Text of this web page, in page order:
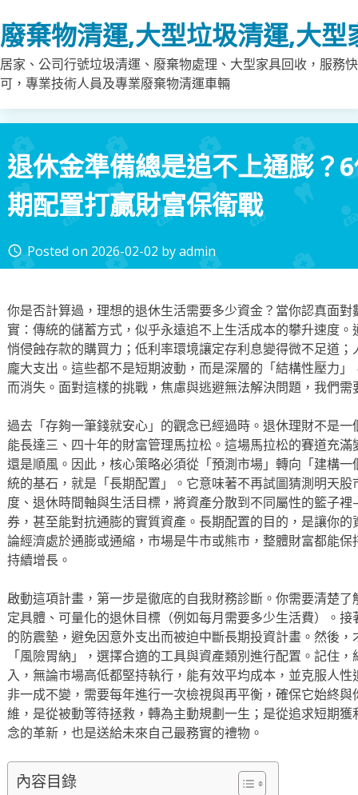
to
content
廢棄物清運,大型垃圾清運,大
居家、公司行號垃圾清運、廢棄物處理、大型家具回收，服務
可，專業技術人員及專業廢棄物清運車輛
退休金準備總是追不上通膨？
期配置打贏財富保衛戰
access_time Posted on 2026-02-02 byadmin
你是否計算過，理想的退休生活需要多少資金？當你認真面
實：傳統的儲蓄方式，似乎永遠追不上生活成本的攀升速度
悄侵蝕存款的購買力；低利率環境讓定存利息變得微不足道
龐大支出。這些都不是短期波動，而是深層的「結構性壓力
而消失。面對這樣的挑戰，焦慮與逃避無法解決問題，我們
過去「存夠一筆錢就安心」的觀念已經過時。退休理財不是
能長達三、四十年的財富管理馬拉松。這場馬拉松的賽道充
還是順風。因此，核心策略必須從「預測市場」轉向「建構
統的基石，就是「長期配置」。它意味著不再試圖猜測明天
度、退休時間軸與生活目標，將資產分散到不同屬性的籃子
券，甚至能對抗通膨的實質資產。長期配置的目的，是讓你
論經濟處於通膨或通縮，市場是牛市或熊市，整體財富都能
持續增長。
啟動這項計畫，第一步是徹底的自我財務診斷。你需要清楚
定具體、可量化的退休目標（例如每月需要多少生活費）。
的防震墊，避免因意外支出而被迫中斷長期投資計畫。然後
「風險胃納」，選擇合適的工具與資產類別進行配置。記住
入，無論市場高低都堅持執行，能有效平均成本，並克服人
非一成不變，需要每年進行一次檢視與再平衡，確保它始終
維，是從被動等待拯救，轉為主動規劃一生；是從追求短期
念的革新，也是送給未來自己最務實的禮物。
內容目錄